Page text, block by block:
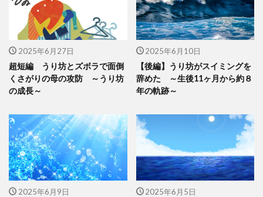
2025年6月27日
超短編 うり坊とズボラで面倒
くさがりの母の攻防 ～うり坊
の成長～
2025年6月10日
【後編】うり坊がスイミングを
辞めた ～生後11ヶ月から約８
年の軌跡～
2025年6月9日 2025年6月5日